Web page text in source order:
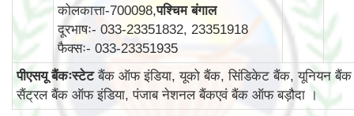
कोलकात्ता-700098,पश्चिम बंगाल
दूरभाषः- 033-23351832, 23351918
फैक्सः- 033-23351935
पीएसयू बैंकःस्टेटबैंक ऑफ इंडिया, यूको बैंक, सिंडिकेट बैंक, यूनियन बैंक
सैंट्रल बैंक ऑफ इंडिया, पंजाब नेशनल बैंकएवं बैंक ऑफ बड़ौदा ।